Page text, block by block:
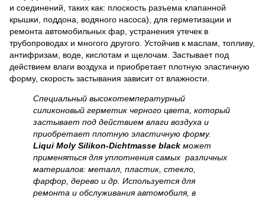
и соединений, таких как: плоскость разъема клапанной
крышки, поддона, водяного насоса), для герметизации и
ремонта автомобильных фар, устранения утечек в
трубопроводах и многого другого. Устойчив к маслам, топливу,
антифризам, воде, кислотам и щелочам. Застывает под
действием влаги воздуха и приобретает плотную эластичную
форму, скорость застывания зависит от влажности.
Специальный высокотемпературный
силиконовый герметик черного цвета, который
застывает под действием влаги воздуха и
приобретает плотную эластичную форму.
Liqui Moly Silikon-Dichtmasse black может
применяться для уплотнения самых различных
материалов: металл, пластик, стекло,
фарфор, дерево и др. Используется для
ремонта и обслуживания автомобиля, в